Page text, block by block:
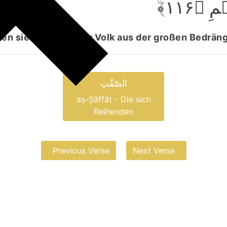
sie beide und ihr Volk aus der großen
الصّٰٓفّٰتِ
aṣ-Ṣāffāt - Die sich
Reihenden
Previous Verse Next Verse